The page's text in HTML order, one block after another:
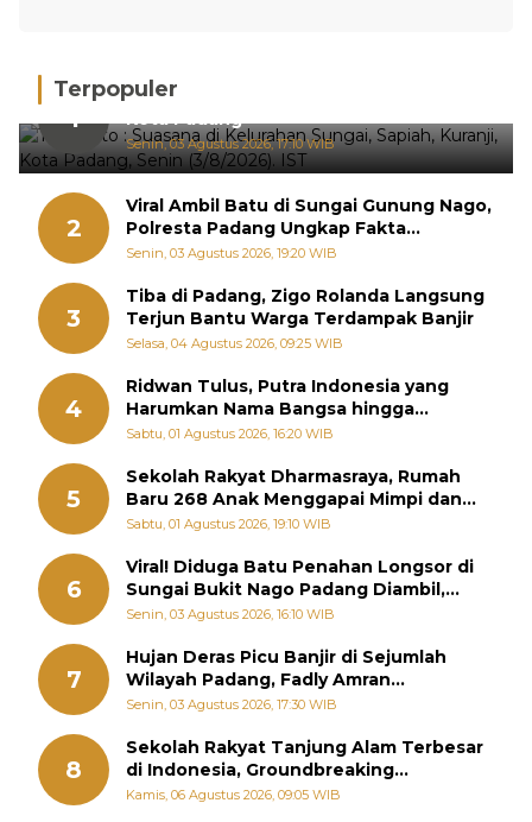
Terpopuler
1
Hujan Deras, 15 Titik Banjir Terdeteksi di
Kota Padang
Senin, 03 Agustus 2026, 17:10 WIB
2
Viral Ambil Batu di Sungai Gunung Nago,
Polresta Padang Ungkap Fakta
Sebenarnya
Senin, 03 Agustus 2026, 19:20 WIB
3
Tiba di Padang, Zigo Rolanda Langsung
Terjun Bantu Warga Terdampak Banjir
Selasa, 04 Agustus 2026, 09:25 WIB
4
Ridwan Tulus, Putra Indonesia yang
Harumkan Nama Bangsa hingga
Diabadikan dalam Buku Jepang
Sabtu, 01 Agustus 2026, 16:20 WIB
5
Sekolah Rakyat Dharmasraya, Rumah
Baru 268 Anak Menggapai Mimpi dan
Memutus Rantai Kemiskinan
Sabtu, 01 Agustus 2026, 19:10 WIB
6
Viral! Diduga Batu Penahan Longsor di
Sungai Bukit Nago Padang Diambil,
Warga Khawatir Bencana Terulang
Senin, 03 Agustus 2026, 16:10 WIB
7
Hujan Deras Picu Banjir di Sejumlah
Wilayah Padang, Fadly Amran
Perintahkan OPD Siaga
Senin, 03 Agustus 2026, 17:30 WIB
8
Sekolah Rakyat Tanjung Alam Terbesar
di Indonesia, Groundbreaking
September
Kamis, 06 Agustus 2026, 09:05 WIB